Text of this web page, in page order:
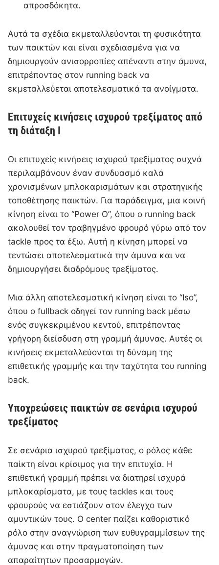
απροσδόκητα.
Αυτά τα σχέδια εκμεταλλεύονται τη φυσικότητα
των παικτών και είναι σχεδιασμένα για να
δημιουργούν ανισορροπίες απέναντι στην άμυνα,
επιτρέποντας στον running back να
εκμεταλλεύεται αποτελεσματικά τα ανοίγματα.
Επιτυχείς κινήσεις ισχυρού τρεξίματος από
τη διάταξη I
Οι επιτυχείς κινήσεις ισχυρού τρεξίματος συχνά
περιλαμβάνουν έναν συνδυασμό καλά
χρονισμένων μπλοκαρισμάτων και στρατηγικής
τοποθέτησης παικτών. Για παράδειγμα, μια κοινή
κίνηση είναι το “Power O”, όπου ο running back
ακολουθεί τον τραβηγμένο φρουρό γύρω από τον
tackle προς τα έξω. Αυτή η κίνηση μπορεί να
τεντώσει αποτελεσματικά την άμυνα και να
δημιουργήσει διαδρόμους τρεξίματος.
Μια άλλη αποτελεσματική κίνηση είναι το “Iso”,
όπου ο fullback οδηγεί τον running back μέσω
ενός συγκεκριμένου κεντού, επιτρέποντας
γρήγορη διείσδυση στη γραμμή άμυνας. Αυτές οι
κινήσεις εκμεταλλεύονται τη δύναμη της
επιθετικής γραμμής και την ταχύτητα του running
back.
Υποχρεώσεις παικτών σε σενάρια ισχυρού
τρεξίματος
Σε σενάρια ισχυρού τρεξίματος, ο ρόλος κάθε
παίκτη είναι κρίσιμος για την επιτυχία. Η
επιθετική γραμμή πρέπει να διατηρεί ισχυρά
μπλοκαρίσματα, με τους tackles και τους
φρουρούς να εστιάζουν στον έλεγχο των
αμυντικών τους. Ο center παίζει καθοριστικό
ρόλο στην αναγνώριση των ευθυγραμμίσεων της
άμυνας και στην πραγματοποίηση των
απαραίτητων προσαρμογών.